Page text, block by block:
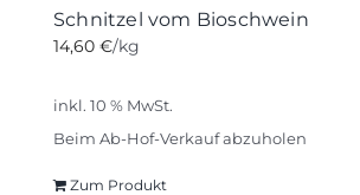
Schnitzel vom Bioschwein
14,60 €/kg
inkl. 10 % MwSt.
Beim Ab-Hof-Verkauf abzuholen
Zum Produkt